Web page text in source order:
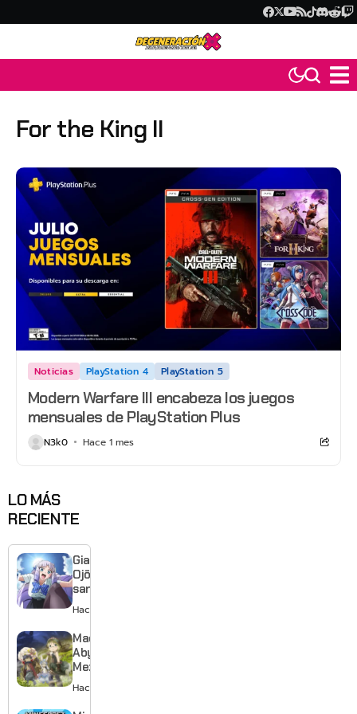
For the King II
Noticias PlayStation 4 PlayStation 5
Modern Warfare III encabeza los juegos
mensuales de PlayStation Plus
N3k0 Hace 1 mes
LO MÁS
RECIENTE
Giant
Ojō-
sama
revela
visual y
confirma
estreno
para
enero de
2027
Hace 1 día
Made in
Abyss:
Mezameru
Shinpi
revela
nuevo
Hace 2 días